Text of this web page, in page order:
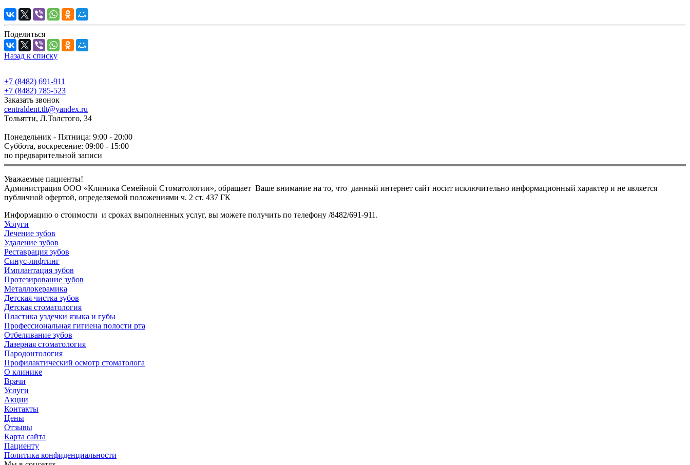
Поделиться
Назад к списку
+7 (8482) 691-911
+7 (8482) 785-523
Заказать звонок
centraldent.tlt@yandex.ru
Тольятти, Л.Толстого, 34
Понедельник - Пятница: 9:00 - 20:00
Суббота, воскресение: 09:00 - 15:00
по предварительной записи
Уважаемые пациенты!
Администрация ООО «Клиника Семейной Стоматологии», обращает Ваше внимание на то, что данный интернет сайт носит исключительно информационный характер и не является
публичной офертой, определяемой положениями ч. 2 ст. 437 ГК
Информацию о стоимости и сроках выполненных услуг, вы можете получить по телефону /8482/691-911.
Услуги
Лечение зубов
Удаление зубов
Реставрация зубов
Синус-лифтинг
Имплантация зубов
Протезирование зубов
Металлокерамика
Детская чистка зубов
Детская стоматология
Пластика уздечки языка и губы
Профессиональная гигиена полости рта
Отбеливание зубов
Лазерная стоматология
Пародонтология
Профилактический осмотр стоматолога
О клинике
Врачи
Услуги
Акции
Контакты
Цены
Отзывы
Карта сайта
Пациенту
Политика конфиденциальности